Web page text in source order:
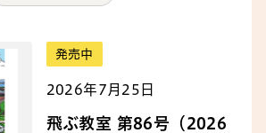
発売中
2026年7月25日
飛ぶ教室 第86号（2026